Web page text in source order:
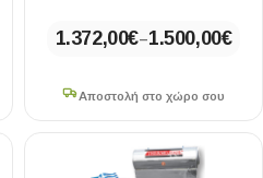
1.372,00€–1.500,00€
Αποστολή στο χώρο σου